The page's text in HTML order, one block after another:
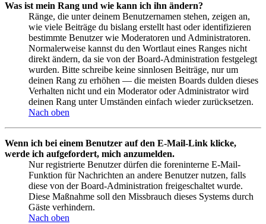
Was ist mein Rang und wie kann ich ihn ändern?
Ränge, die unter deinem Benutzernamen stehen, zeigen an,
wie viele Beiträge du bislang erstellt hast oder identifizieren
bestimmte Benutzer wie Moderatoren und Administratoren.
Normalerweise kannst du den Wortlaut eines Ranges nicht
direkt ändern, da sie von der Board-Administration festgelegt
wurden. Bitte schreibe keine sinnlosen Beiträge, nur um
deinen Rang zu erhöhen — die meisten Boards dulden dieses
Verhalten nicht und ein Moderator oder Administrator wird
deinen Rang unter Umständen einfach wieder zurücksetzen.
Nach oben
Wenn ich bei einem Benutzer auf den E-Mail-Link klicke,
werde ich aufgefordert, mich anzumelden.
Nur registrierte Benutzer dürfen die foreninterne E-Mail-
Funktion für Nachrichten an andere Benutzer nutzen, falls
diese von der Board-Administration freigeschaltet wurde.
Diese Maßnahme soll den Missbrauch dieses Systems durch
Gäste verhindern.
Nach oben